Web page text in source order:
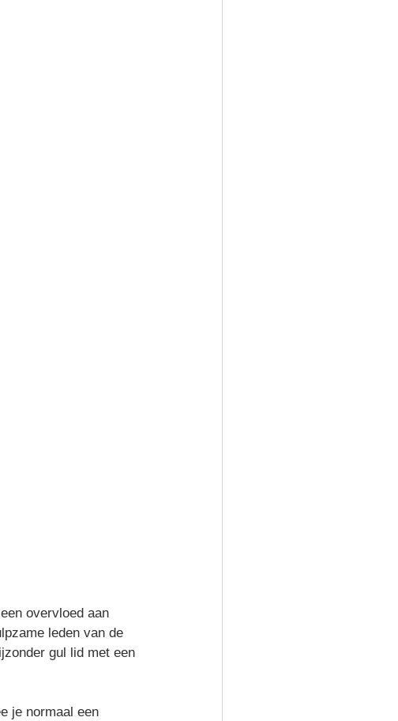
overvloed aan
leden van de
gul lid met een
je normaal een